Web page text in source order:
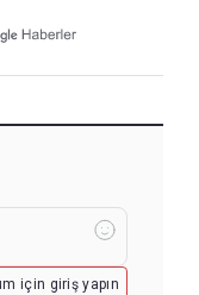
için giriş yapın